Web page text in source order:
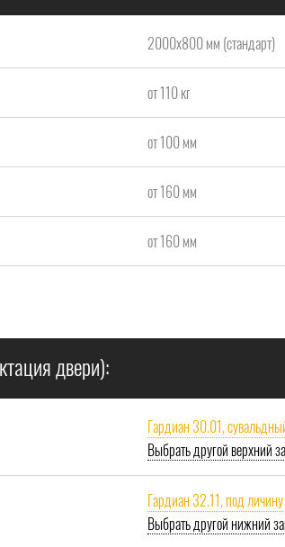
2000x800 мм (стандарт)
от 110 кг
от 100 мм
от 160 мм
от 160 мм
двери):
Гардиан 30.01,
Выбрать другой верхний
Гардиан 32.11, под личину
Выбрать другой нижний